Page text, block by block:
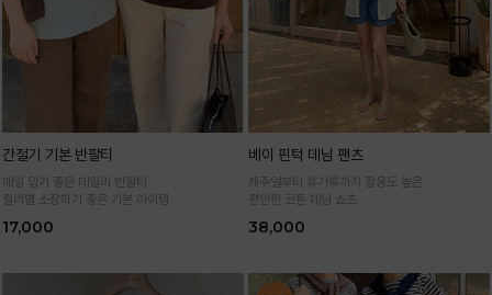
간절기 기본 반팔티
매일 입기 좋은 데일리 반팔티
컬러별 소장하기 좋은 기본 아이템
17,000
베이 핀턱 데님 팬츠
캐주얼부터 휴가룩까지 활용도 높은
편안한 코튼 데님 쇼츠
38,000